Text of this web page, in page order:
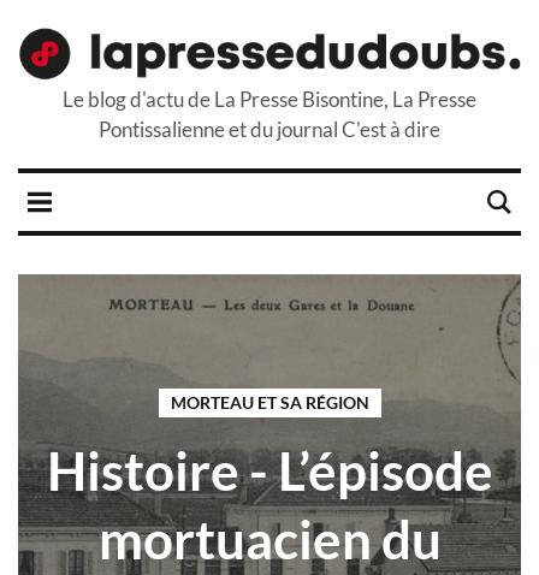
Le blog d'actu de La Presse Bisontine, La Presse
Pontissalienne et du journal C'est à dire
MORTEAU ET SA RÉGION
Histoire - L’épisode
mortuacien du